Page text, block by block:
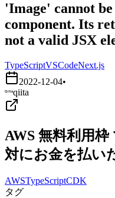
'Image' cannot be
component. Its
not a valid JSX
TypeScriptVSCodeNext.js
2022-12-04•
qiita
AWS 無料利用
対にお金を払い
AWSTypeScriptCDK
タグ